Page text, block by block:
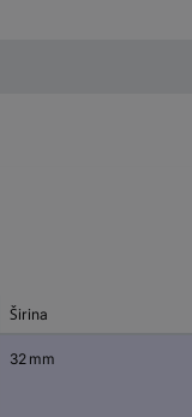
Širina
32 mm